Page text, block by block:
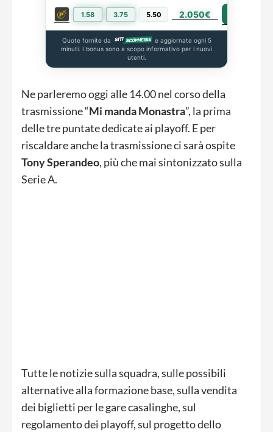
1.58 3.75 5.50 2.050€
Quote fornite da
e aggiornate ogni 5
minuti. I bonus sono a scopo informativo per i nuovi
utenti.
Ne parleremo oggi alle 14.00 nel corso della
trasmissione “Mi manda Monastra”, la prima
delle tre puntate dedicate ai playoff. E per
riscaldare anche la trasmissione ci sarà ospite
Tony Sperandeo, più che mai sintonizzato sulla
Serie A.
Tutte le notizie sulla squadra, sulle possibili
alternative alla formazione base, sulla vendita
dei biglietti per le gare casalinghe, sul
regolamento dei playoff, sul progetto dello